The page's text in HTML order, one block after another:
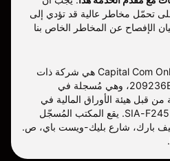
على تحمّل مخاطر عالية قد تؤدي إلى
الإفصاح عن المخاطر الخاص بنا
شركة Capital Com Online Investments Ltd هي شركة ذات
مسؤولية محدودة تحمل رقم 209236B، وهي مُسجلة في
قبل هيئة الأوراق المالية في
جزر البهاما تحت رقم ترخيص SIA-F245. يقع المكتب المُسجّل
إكزكيوتيف بارك، شارع بليك-ويست باي، ص.